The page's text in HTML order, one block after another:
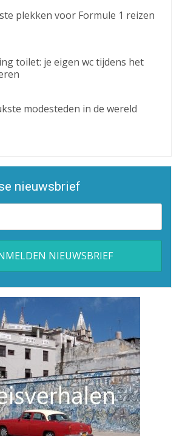
plekken voor Formule 1 reizen
toilet: je eigen wc tijdens het
modesteden in de wereld
nieuwsbrief